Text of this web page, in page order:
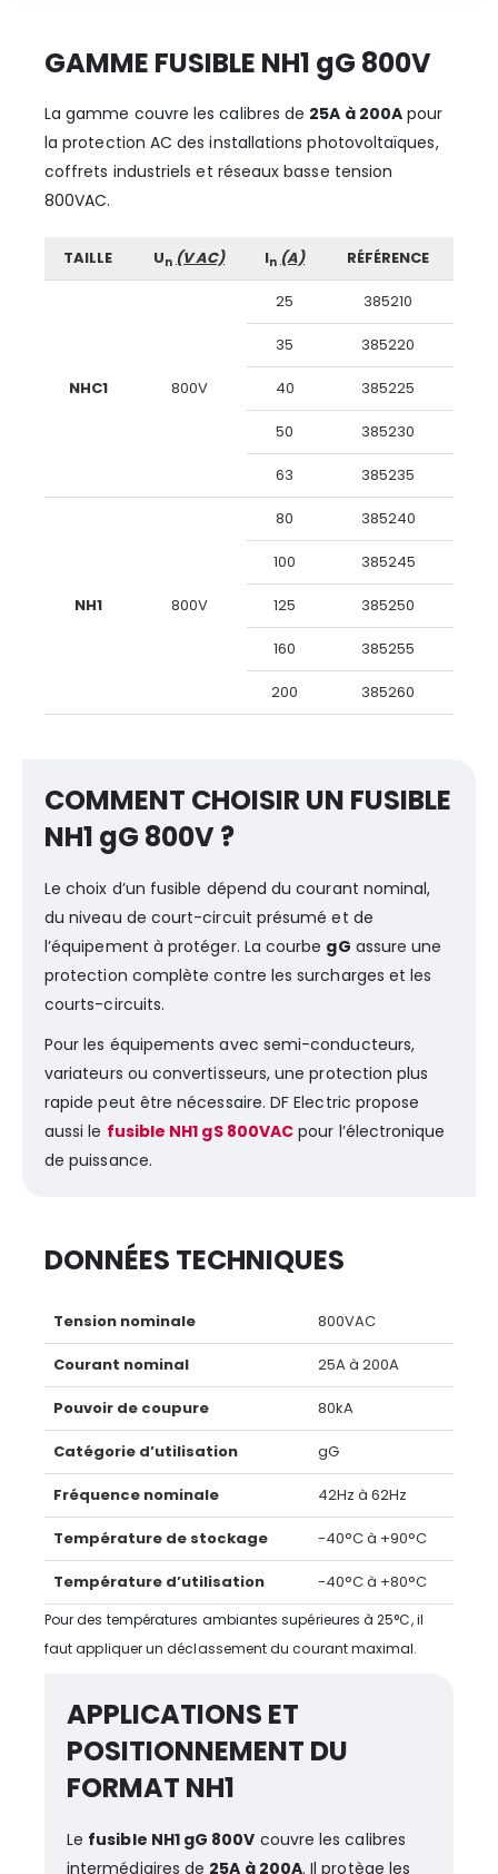
GAMME FUSIBLE NH1 gG 800V
La gamme couvre les calibres de 25A à 200Apour
la protection AC des installations photovoltaïques,
coffrets industriels et réseaux basse tension
800VAC.
TAILLE Un (V AC) In (A) RÉFÉRENCE
NHC1 800V
25 385210
35 385220
40 385225
50 385230
63 385235
NH1 800V
80 385240
100 385245
125 385250
160 385255
200 385260
COMMENT CHOISIR UN FUSIBLE
NH1 gG 800V ?
Le choix d’un fusible dépend du courant nominal,
du niveau de court-circuit présumé et de
l’équipement à protéger. La courbe gG assure une
protection complète contre les surcharges et les
courts-circuits.
Pour les équipements avec semi-conducteurs,
variateurs ou convertisseurs, une protection plus
rapide peut être nécessaire. DF Electric propose
aussi le fusible NH1 gS 800VAC pour l’électronique
de puissance.
DONNÉES TECHNIQUES
Tension nominale 800VAC
Courant nominal 25A à 200A
Pouvoir de coupure 80kA
Catégorie d’utilisation gG
Fréquence nominale 42Hz à 62Hz
Température de stockage -40°C à +90°C
Température d’utilisation -40°C à +80°C
Pour des températures ambiantes supérieures à 25°C, il
faut appliquer un déclassement du courant maximal.
APPLICATIONS ET
POSITIONNEMENT DU
FORMAT NH1
Le fusible NH1 gG 800V couvre les calibres
intermédiaires de 25A à 200A. Il protège les